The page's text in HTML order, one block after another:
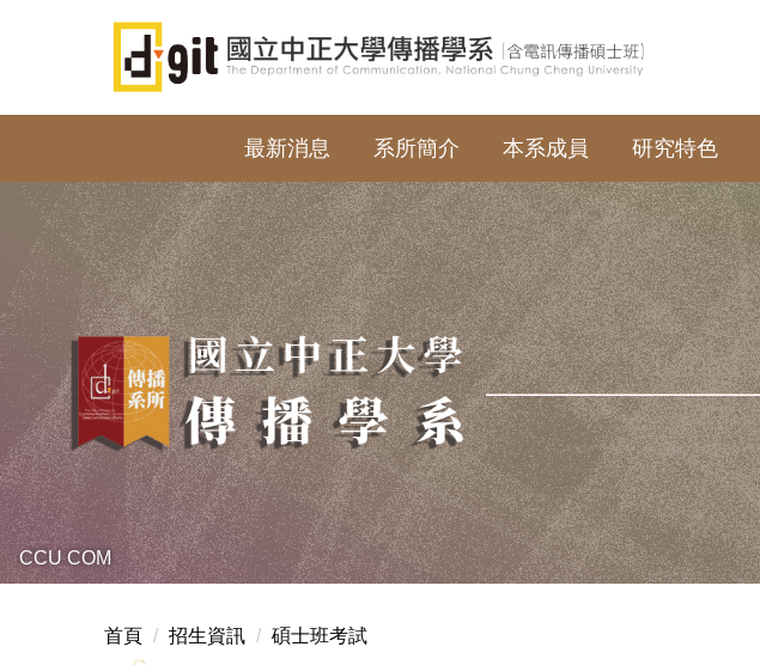
區
最新消息 系所簡介 本系成員 研究特色
CCU COM
首頁 招生資訊 碩士班考試